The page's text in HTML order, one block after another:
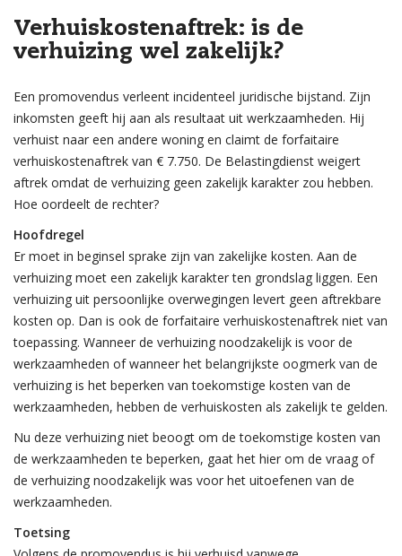
Verhuiskostenaftrek: is de
verhuizing wel zakelijk?
Een promovendus verleent incidenteel juridische bijstand. Zijn
inkomsten geeft hij aan als resultaat uit werkzaamheden. Hij
verhuist naar een andere woning en claimt de forfaitaire
verhuiskostenaftrek van € 7.750. De Belastingdienst weigert
aftrek omdat de verhuizing geen zakelijk karakter zou hebben.
Hoe oordeelt de rechter?
Hoofdregel
Er moet in beginsel sprake zijn van zakelijke kosten. Aan de
verhuizing moet een zakelijk karakter ten grondslag liggen. Een
verhuizing uit persoonlijke overwegingen levert geen aftrekbare
kosten op. Dan is ook de forfaitaire verhuiskostenaftrek niet van
toepassing. Wanneer de verhuizing noodzakelijk is voor de
werkzaamheden of wanneer het belangrijkste oogmerk van de
verhuizing is het beperken van toekomstige kosten van de
werkzaamheden, hebben de verhuiskosten als zakelijk te gelden.
Nu deze verhuizing niet beoogt om de toekomstige kosten van
de werkzaamheden te beperken, gaat het hier om de vraag of
de verhuizing noodzakelijk was voor het uitoefenen van de
werkzaamheden.
Toetsing